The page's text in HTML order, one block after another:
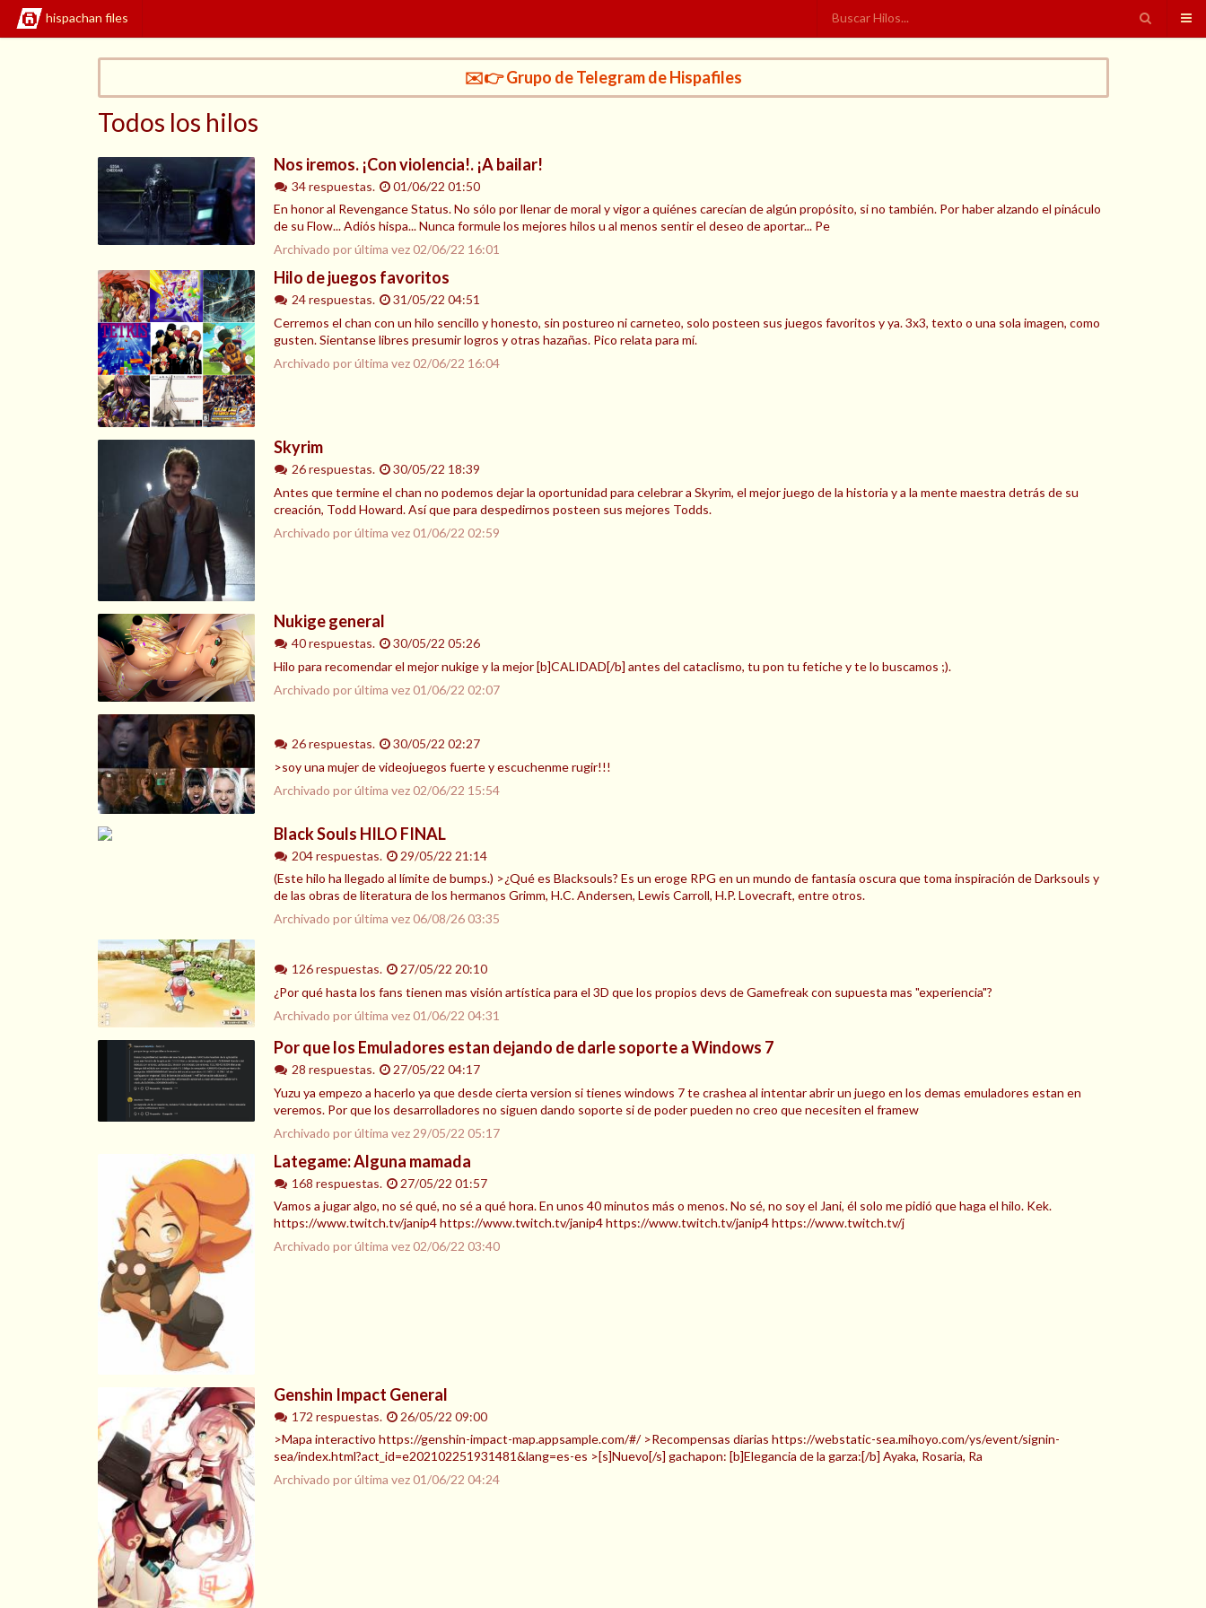
hispachan files
✉️👉 Grupo de Telegram de Hispafiles
Todos los hilos
Nos iremos. ¡Con violencia!. ¡A bailar!
34 respuestas.
01/06/22 01:50
En honor al Revengance Status. No sólo por llenar de moral y vigor a quiénes carecían de algún propósito, si no también. Por haber alzando el pináculo
de su Flow... Adiós hispa... Nunca formule los mejores hilos u al menos sentir el deseo de aportar... Pe
Archivado por última vez02/06/22 16:01
Hilo de juegos favoritos
24 respuestas.
31/05/22 04:51
Cerremos el chan con un hilo sencillo y honesto, sin postureo ni carneteo, solo posteen sus juegos favoritos y ya. 3x3, texto o una sola imagen, como
gusten. Sientanse libres presumir logros y otras hazañas. Pico relata para mí.
Archivado por última vez02/06/22 16:04
Skyrim
26 respuestas.
30/05/22 18:39
Antes que termine el chan no podemos dejar la oportunidad para celebrar a Skyrim, el mejor juego de la historia y a la mente maestra detrás de su
creación, Todd Howard. Así que para despedirnos posteen sus mejores Todds.
Archivado por última vez01/06/22 02:59
Nukige general
40 respuestas.
30/05/22 05:26
Hilo para recomendar el mejor nukige y la mejor [b]CALIDAD[/b] antes del cataclismo, tu pon tu fetiche y te lo buscamos ;).
Archivado por última vez01/06/22 02:07
26 respuestas.
30/05/22 02:27
>soy una mujer de videojuegos fuerte y escuchenme rugir!!!
Archivado por última vez02/06/22 15:54
Black Souls HILO FINAL
204 respuestas.
29/05/22 21:14
(Este hilo ha llegado al límite de bumps.) >¿Qué es Blacksouls? Es un eroge RPG en un mundo de fantasía oscura que toma inspiración de Darksouls y
de las obras de literatura de los hermanos Grimm, H.C. Andersen, Lewis Carroll, H.P. Lovecraft, entre otros.
Archivado por última vez06/08/26 03:35
126 respuestas.
27/05/22 20:10
¿Por qué hasta los fans tienen mas visión artística para el 3D que los propios devs de Gamefreak con supuesta mas "experiencia"?
Archivado por última vez01/06/22 04:31
Por que los Emuladores estan dejando de darle soporte a Windows 7
28 respuestas.
27/05/22 04:17
Yuzu ya empezo a hacerlo ya que desde cierta version si tienes windows 7 te crashea al intentar abrir un juego en los demas emuladores estan en
veremos. Por que los desarrolladores no siguen dando soporte si de poder pueden no creo que necesiten el framew
Archivado por última vez 29/05/22 05:17
Lategame: Alguna mamada
168 respuestas.
27/05/22 01:57
Vamos a jugar algo, no sé qué, no sé a qué hora. En unos 40 minutos más o menos. No sé, no soy el Jani, él solo me pidió que haga el hilo. Kek.
https://www.twitch.tv/janip4 https://www.twitch.tv/janip4 https://www.twitch.tv/janip4 https://www.twitch.tv/j
Archivado por última vez02/06/22 03:40
Genshin Impact General
172 respuestas.
26/05/22 09:00
>Mapa interactivo https://genshin-impact-map.appsample.com/#/ >Recompensas diarias https://webstatic-sea.mihoyo.com/ys/event/signin-
sea/index.html?act_id=e202102251931481&lang=es-es >[s]Nuevo[/s] gachapon: [b]Elegancia de la garza:[/b] Ayaka, Rosaria, Ra
Archivado por última vez01/06/22 04:24